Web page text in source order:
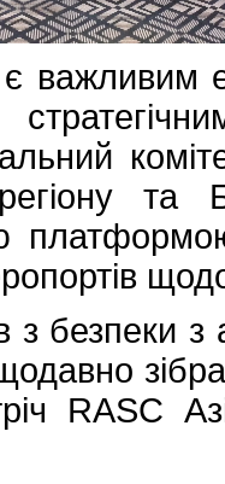
є важливим
регіону
безпеки з
RASC